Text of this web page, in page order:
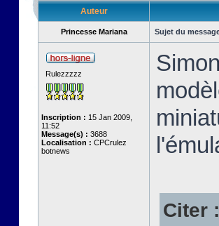
Auteur
Princesse Mariana Sujet du
Rulezzzzz
Inscription : 15 Jan 2009,
11:52
Message(s) : 3688
Localisation : CPCrulez
botnews
Citer :